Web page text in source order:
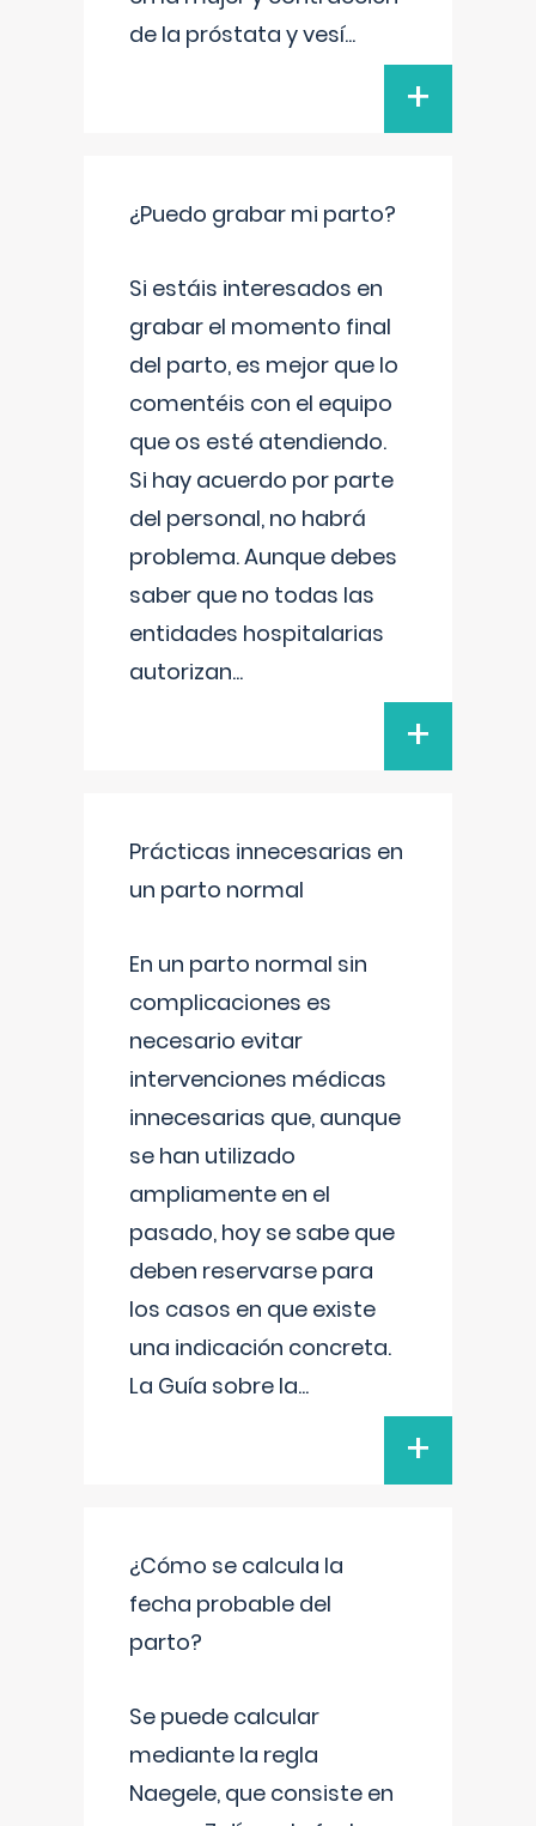
de la próstata y vesí...
+
¿Puedo grabar mi parto?
Si estáis interesados en
grabar el momento final
del parto, es mejor que lo
comentéis con el equipo
que os esté atendiendo.
Si hay acuerdo por parte
del personal, no habrá
problema. Aunque debes
saber que no todas las
entidades hospitalarias
autorizan...
+
Prácticas innecesarias en
un parto normal
En un parto normal sin
complicaciones es
necesario evitar
intervenciones médicas
innecesarias que, aunque
se han utilizado
ampliamente en el
pasado, hoy se sabe que
deben reservarse para
los casos en que existe
una indicación concreta.
La Guía sobre la...
+
¿Cómo se calcula la
fecha probable del
parto?
Se puede calcular
mediante la regla
Naegele, que consiste en